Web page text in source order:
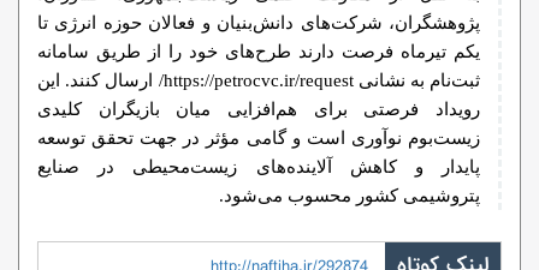
پژوهشگران، شرکت‌های دانش‌بنیان و فعالان حوزه انرژی تا
یکم تیرماه فرصت دارند طرح‌های خود را از طریق سامانه
ثبت‌نام به نشانی https://petrocvc.ir/request/ ارسال کنند. این
رویداد فرصتی برای هم‌افزایی میان بازیگران کلیدی
زیست‌بوم نوآوری است و گامی مؤثر در جهت تحقق توسعه
پایدار و کاهش آلاینده‌های زیست‌محیطی در صنایع
پتروشیمی کشور محسوب می‌شود.